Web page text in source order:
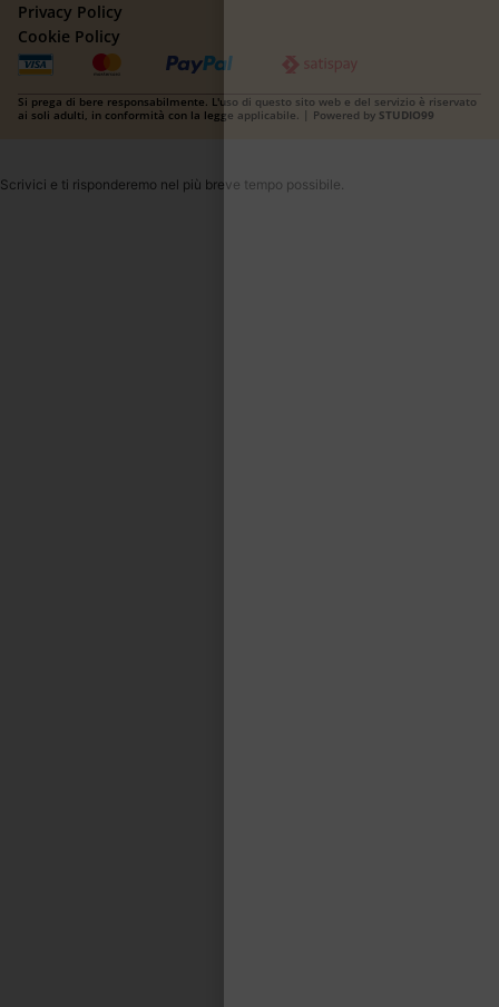
Privacy Policy
Cookie Policy
Si prega di bere responsabilmente. L'uso di questo sito web e del servizio è riservato
ai soli adulti, in conformità con la legge applicabile. | Powered by STUDIO99
Scrivici e ti risponderemo nel più breve tempo possibile.